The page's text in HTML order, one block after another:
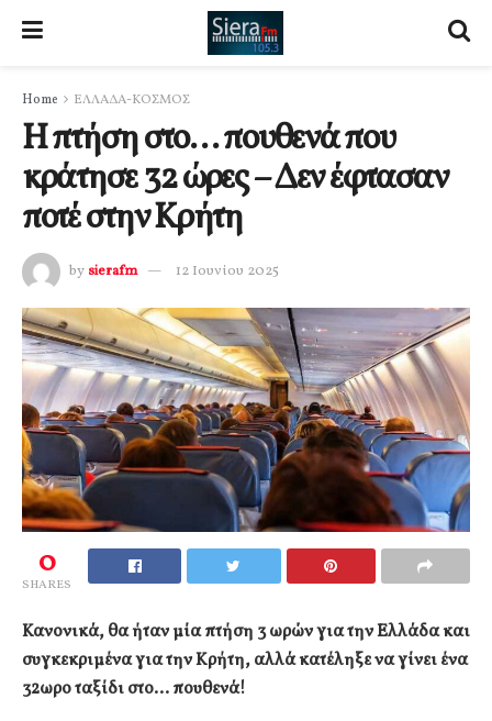
Home ΕΛΛΑΔΑ-ΚΟΣΜΟΣ
Η πτήση στο… πουθενά που
κράτησε 32 ώρες – Δεν έφτασαν
ποτέ στην Κρήτη
by sierafm 12 Ιουνίου 2025
0
SHARES
Κανονικά, θα ήταν μία πτήση 3 ωρών για την Ελλάδα και
συγκεκριμένα για την Κρήτη, αλλά κατέληξε να γίνει ένα
32ωρο ταξίδι στο… πουθενά!